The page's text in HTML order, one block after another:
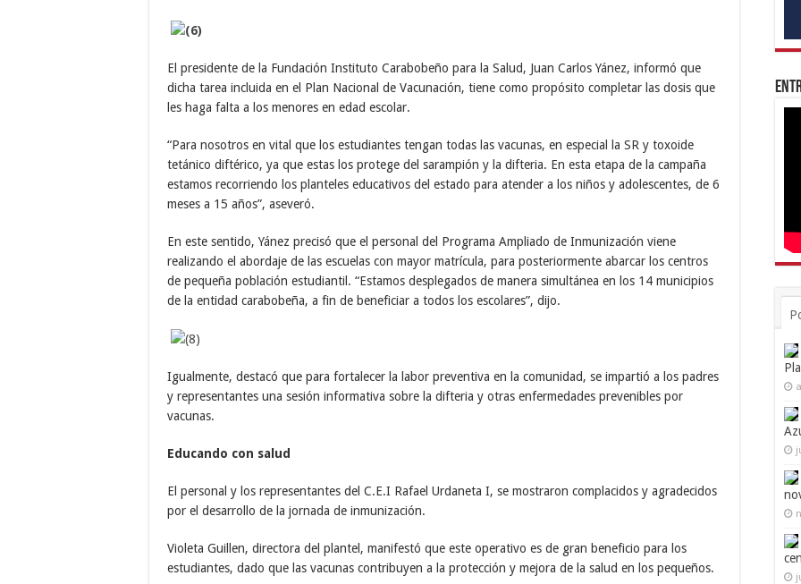
El presidente de la Fundación Instituto Carabobeño para la Salud, Juan Carlos Yánez, informó que
dicha tarea incluida en el Plan Nacional de Vacunación, tiene como propósito completar las dosis que
les haga falta a los menores en edad escolar.
“Para nosotros en vital que los estudiantes tengan todas las vacunas, en especial la SR y toxoide
tetánico diftérico, ya que estas los protege del sarampión y la difteria. En esta etapa de la campaña
estamos recorriendo los planteles educativos del estado para atender a los niños y adolescentes, de 6
meses a 15 años”, aseveró.
En este sentido, Yánez precisó que el personal del Programa Ampliado de Inmunización viene
realizando el abordaje de las escuelas con mayor matrícula, para posteriormente abarcar los centros
de pequeña población estudiantil. “Estamos desplegados de manera simultánea en los 14 municipios
de la entidad carabobeña, a fin de beneficiar a todos los escolares”, dijo.
Igualmente, destacó que para fortalecer la labor preventiva en la comunidad, se impartió a los padres
y representantes una sesión informativa sobre la difteria y otras enfermedades prevenibles por
vacunas.
Educando con salud
El personal y los representantes del C.E.I Rafael Urdaneta I, se mostraron complacidos y agradecidos
por el desarrollo de la jornada de inmunización.
Violeta Guillen, directora del plantel, manifestó que este operativo es de gran beneficio para los
estudiantes, dado que las vacunas contribuyen a la protección y mejora de la salud en los pequeños.